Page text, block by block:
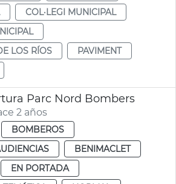
COL·LEGI MUNICIPAL
LOS RÍOS
PAVIMENT
Parc Nord Bombers
2 años
BOMBEROS
BENIMACLET
EN PORTADA